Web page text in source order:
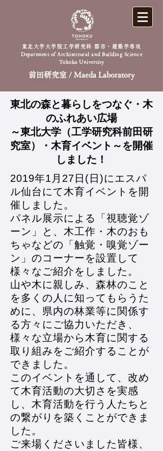
前田研究室 / Maeda Laboratory
東北大学大学院工学研究科 都市・建築学専攻
Department of Architectural and Building Science
Tohoku University
東北の森と暮らしをつなぐ・木
のふれあい広場
～東北大学（工学研究科前田研
究室）・木育イベント～を開催
しました！
2019年1月27日(日)にエスパ
ル仙台にて木育イベントを開
催しました。
パネル展示による「視聴覚ゾ
ーン」と、木工作・木のおも
ちゃなどの「触覚・嗅覚ゾー
ン」のコーナーを設置して
様々なご紹介をしました。
山や木に親しみ、森林のこと
を多くの人に知ってもらうた
めに、県内の林業等に関係す
る方々にご協力いただき、
様々な立場から木育に関する
取り組みをご紹介することが
できました。
このイベントを通して、改め
て木育活動の大切さを実感
し、木育活動を行う人たちと
の繋がりを築くことができま
した。
​ご来場くださいました皆様、